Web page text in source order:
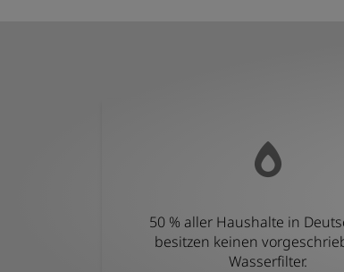
50 % aller Haushalte in
besitzen keinen
Wasserfilter.